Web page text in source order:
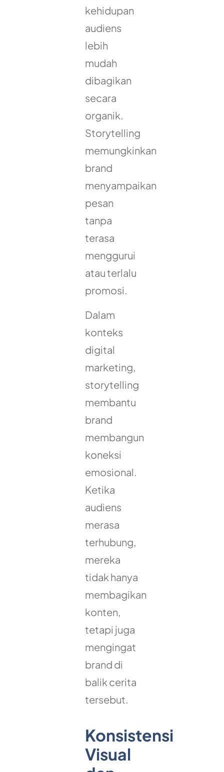
kehidupan
audiens
lebih
mudah
dibagikan
secara
organik.
Storytelling
memungkinkan
brand
menyampaikan
pesan
tanpa
terasa
menggurui
atau terlalu
promosi.
Dalam
konteks
digital
marketing,
storytelling
membantu
brand
membangun
koneksi
emosional.
Ketika
audiens
merasa
terhubung,
mereka
tidak hanya
membagikan
konten,
tetapi juga
mengingat
brand di
balik cerita
tersebut.
Konsistensi
Visual